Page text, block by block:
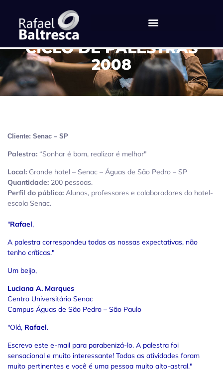
CICLO DE PALESTRAS
2008
Cliente: Senac – SP
Palestra: “Sonhar é bom, realizar é melhor"
Local: Grande hotel – Senac – Águas de São Pedro – SP
Quantidade: 200 pessoas.
Perfil do público: Alunos, professores e colaboradores do hotel-
escola Senac.
"Rafael,
A palestra correspondeu todas as nossas expectativas, não
tenho críticas."
Um beijo,
Luciana A. Marques
Centro Universitário Senac
Campus Águas de São Pedro – São Paulo
"Olá, Rafael.
Escrevo este e-mail para parabenizá-lo. A palestra foi
sensacional e muito interessante! Todas as atividades foram
muito pertinentes e você é uma pessoa muito alto-astral."